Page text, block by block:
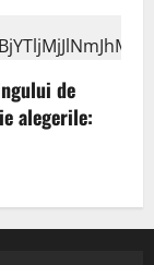
de
alegerile: